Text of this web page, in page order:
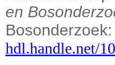
en
hdl.handle.net/